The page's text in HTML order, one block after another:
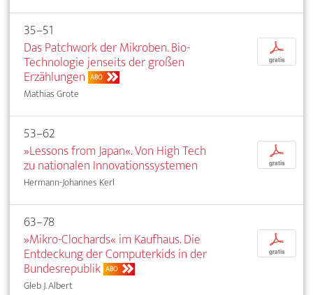
35–51
Das Patchwork der Mikroben. Bio-
Technologie jenseits der großen
Erzählungen ABO
Mathias Grote
p
gratis
53–62
»Lessons from Japan«. Von High Tech
zu nationalen Innovationssystemen
Hermann-Johannes Kerl
p
gratis
63–78
»Mikro-Clochards« im Kaufhaus. Die
Entdeckung der Computerkids in der
Bundesrepublik ABO
Gleb J. Albert
p
gratis